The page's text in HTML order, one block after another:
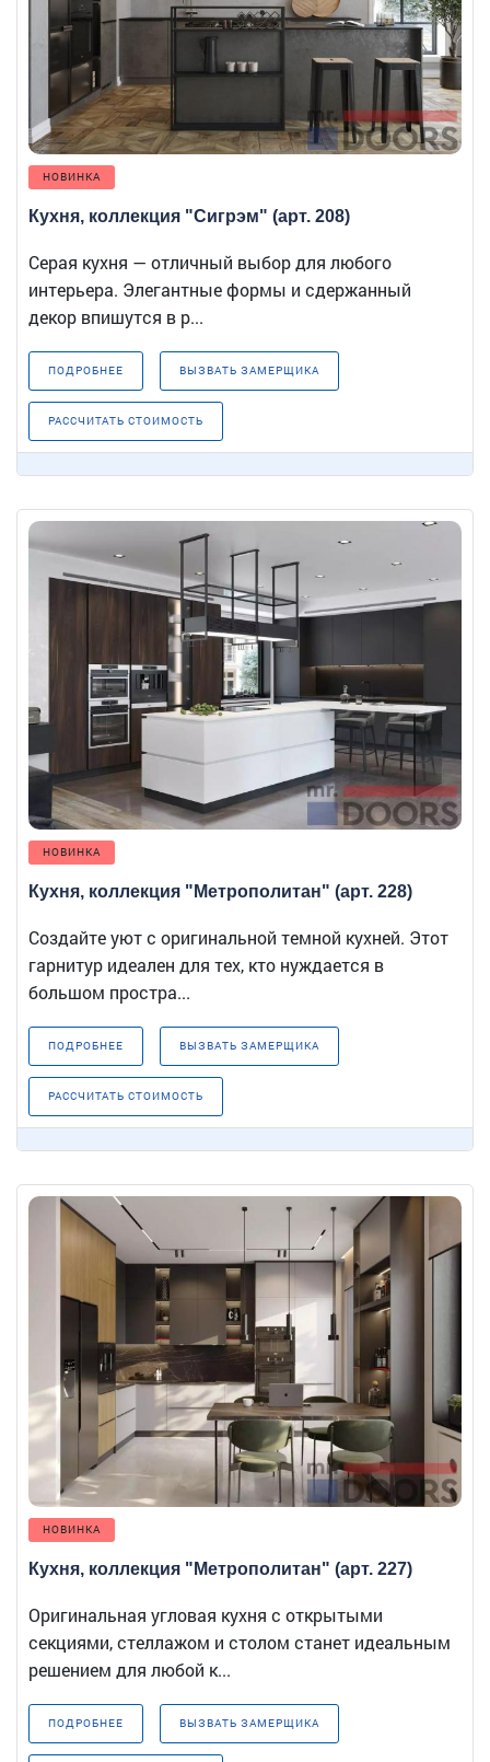
НОВИНКА
Кухня, коллекция "Сигрэм" (арт. 208)
Серая кухня — отличный выбор для любого
интерьера. Элегантные формы и сдержанный
декор впишутся в р...
ПОДРОБНЕЕ ВЫЗВАТЬ ЗАМЕРЩИКА
РАССЧИТАТЬ СТОИМОСТЬ
НОВИНКА
Кухня, коллекция "Метрополитан" (арт. 228)
Создайте уют с оригинальной темной кухней. Этот
гарнитур идеален для тех, кто нуждается в
большом простра...
ПОДРОБНЕЕ ВЫЗВАТЬ ЗАМЕРЩИКА
РАССЧИТАТЬ СТОИМОСТЬ
НОВИНКА
Кухня, коллекция "Метрополитан" (арт. 227)
Оригинальная угловая кухня с открытыми
секциями, стеллажом и столом станет идеальным
решением для любой к...
ПОДРОБНЕЕ ВЫЗВАТЬ ЗАМЕРЩИКА